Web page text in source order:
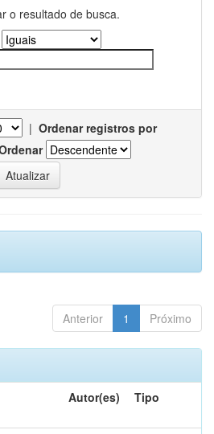
o resultado de busca.
| Ordenar registros por
Anterior 1 Próximo
Autor(es) Tipo